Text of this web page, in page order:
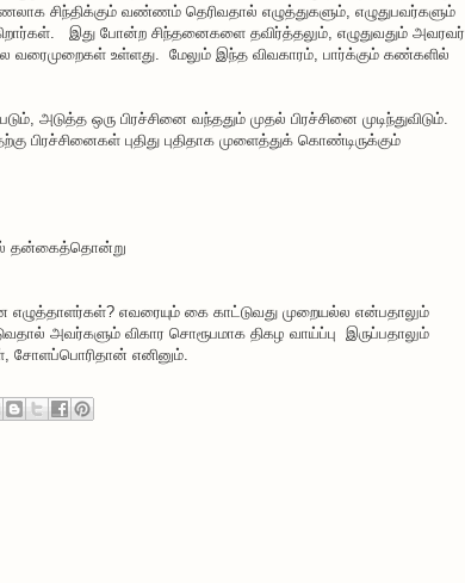
சிந்திக்கும் வண்ணம் தெரிவதால் எழுத்துகளும், எழுதுபவர்களும்
இது போன்ற சிந்தனைகளை தவிர்த்தலும், எழுதுவதும் அவரவர்
வரைமுறைகள் உள்ளது. மேலும் இந்த விவகாரம், பார்க்கும் கண்களில்
அடுத்த ஒரு பிரச்சினை வந்ததும் முதல் பிரச்சினை முடிந்துவிடும்.
பிரச்சினைகள் புதிது புதிதாக முளைத்துக் கொண்டிருக்கும்
தன்கைத்தொன்று
எழுத்தாளர்கள்? எவரையும் கை காட்டுவது முறையல்ல என்பதாலும்
அவர்களும் விகார சொரூபமாக திகழ வாய்ப்பு இருப்பதாலும்
சோளப்பொரிதான் எனினும்.